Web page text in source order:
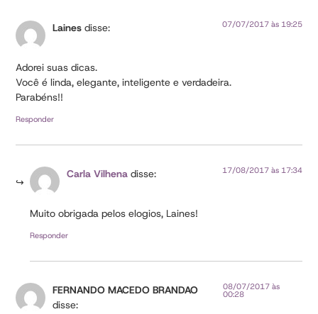
Laines disse: 07/07/2017 às 19:25
Adorei suas dicas.
Você é linda, elegante, inteligente e verdadeira.
Parabéns!!
Responder
Carla Vilhena disse: 17/08/2017 às 17:34
Muito obrigada pelos elogios, Laines!
Responder
FERNANDO MACEDO BRANDAO
disse:
08/07/2017 às
00:28